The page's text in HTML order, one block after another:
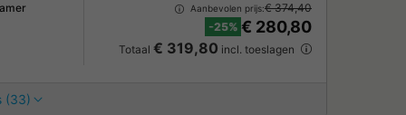
(33)
Aanbevolen prijs:€ 374,40
-25% € 280,80
Totaal € 319,80 incl. toeslagen